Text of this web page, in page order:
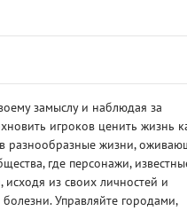
замыслу и наблюдая за
игроков ценить жизнь
разнообразные жизни,
где персонажи,
из своих личностей и
Управляйте городами,